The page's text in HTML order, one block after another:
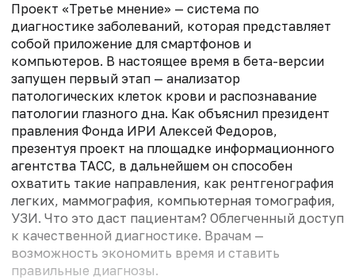
Проект «Третье мнение» — система по
диагностике заболеваний, которая представляет
собой приложение для смартфонов и
компьютеров. В настоящее время в бета-версии
запущен первый этап — анализатор
патологических клеток крови и распознавание
патологии глазного дна. Как объяснил президент
правления Фонда ИРИ Алексей Федоров,
презентуя проект на площадке информационного
агентства ТАСС, в дальнейшем он способен
охватить такие направления, как рентгенография
легких, маммография, компьютерная томография,
УЗИ. Что это даст пациентам? Облегченный доступ
к качественной диагностике. Врачам —
возможность экономить время и ставить
правильные диагнозы.